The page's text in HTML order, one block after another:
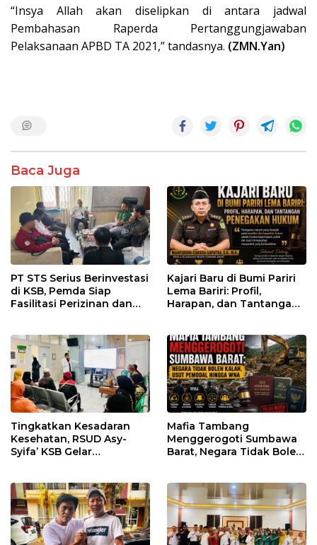
“Insya Allah akan diselipkan di antara jadwal
Pembahasan Raperda Pertanggungjawaban
Pelaksanaan APBD TA 2021,” tandasnya. (ZMN.Yan)
Baca Juga
PT STS Serius Berinvestasi
di KSB, Pemda Siap
Fasilitasi Perizinan dan
Kajari Baru di Bumi Pariri
Lema Bariri: Profil,
Harapan, dan Tantangan
Tingkatkan Kesadaran
Kesehatan, RSUD Asy-
Syifa’ KSB Gelar
Mafia Tambang
Menggerogoti Sumbawa
Barat, Negara Tidak Boleh